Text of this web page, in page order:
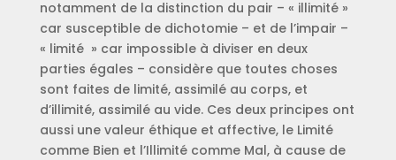
notamment de la distinction du pair – « illimité »
car susceptible de dichotomie – et de l’impair –
« limité » car impossible à diviser en deux
parties égales – considère que toutes choses
sont faites de limité, assimilé au corps, et
d’illimité, assimilé au vide. Ces deux principes ont
aussi une valeur éthique et affective, le Limité
comme Bien et l’Illimité comme Mal, à cause de